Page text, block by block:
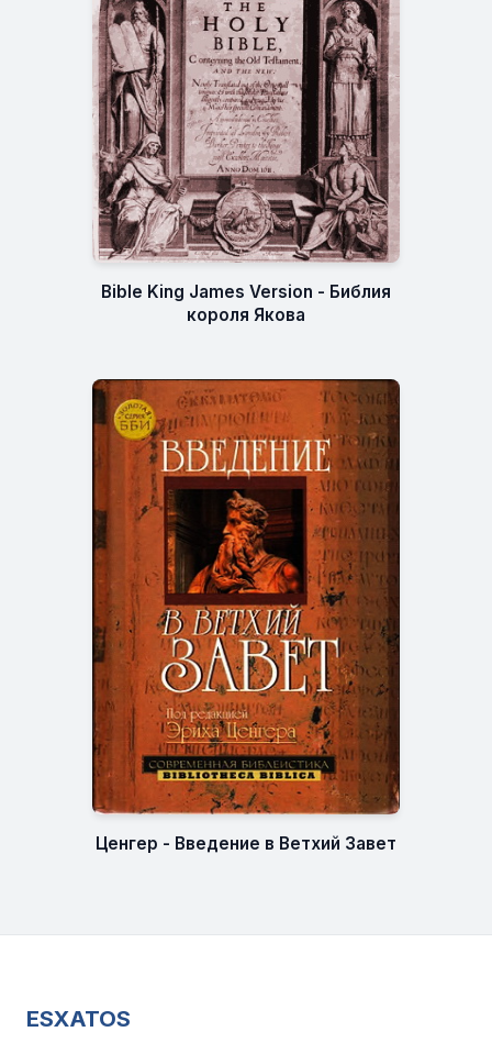
Bible King James Version - Библия
короля Якова
Ценгер - Введение в Ветхий Завет
ESXATOS